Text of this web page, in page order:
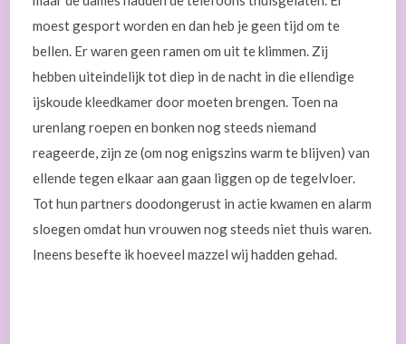
moest gesport worden en dan heb je geen tijd om te
bellen. Er waren geen ramen om uit te klimmen. Zij
hebben uiteindelijk tot diep in de nacht in die ellendige
ijskoude kleedkamer door moeten brengen. Toen na
urenlang roepen en bonken nog steeds niemand
reageerde, zijn ze (om nog enigszins warm te blijven) van
ellende tegen elkaar aan gaan liggen op de tegelvloer.
Tot hun partners doodongerust in actie kwamen en alarm
sloegen omdat hun vrouwen nog steeds niet thuis waren.
Ineens besefte ik hoeveel mazzel wij hadden gehad.